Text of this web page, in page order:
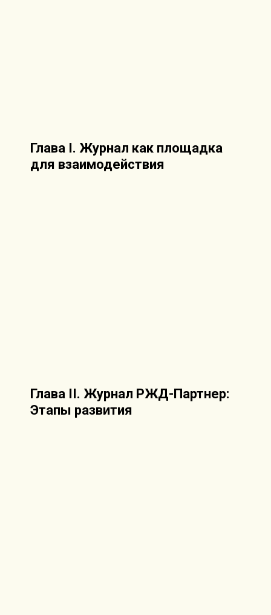
Глава I. Журнал как площадка
для взаимодействия
Глава II. Журнал РЖД-Партнер:
Этапы развития